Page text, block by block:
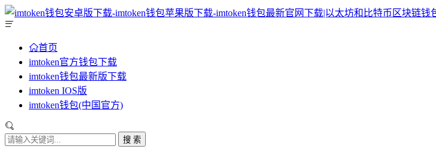
首页
imtoken官方钱包下载
imtoken钱包最新版下载
imtoken IOS版
imtoken钱包(中国官方)
搜 索